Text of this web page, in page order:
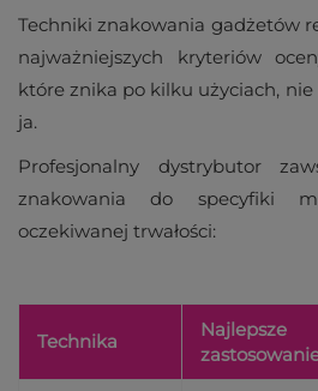
Techniki znakowania gadżetów
najważniejszych kryteriów
które znika po kilku użyciach,
ja.
Profesjonalny dystrybutor
znakowania do specyfiki
oczekiwanej trwałości:
Technika
Najlepsze